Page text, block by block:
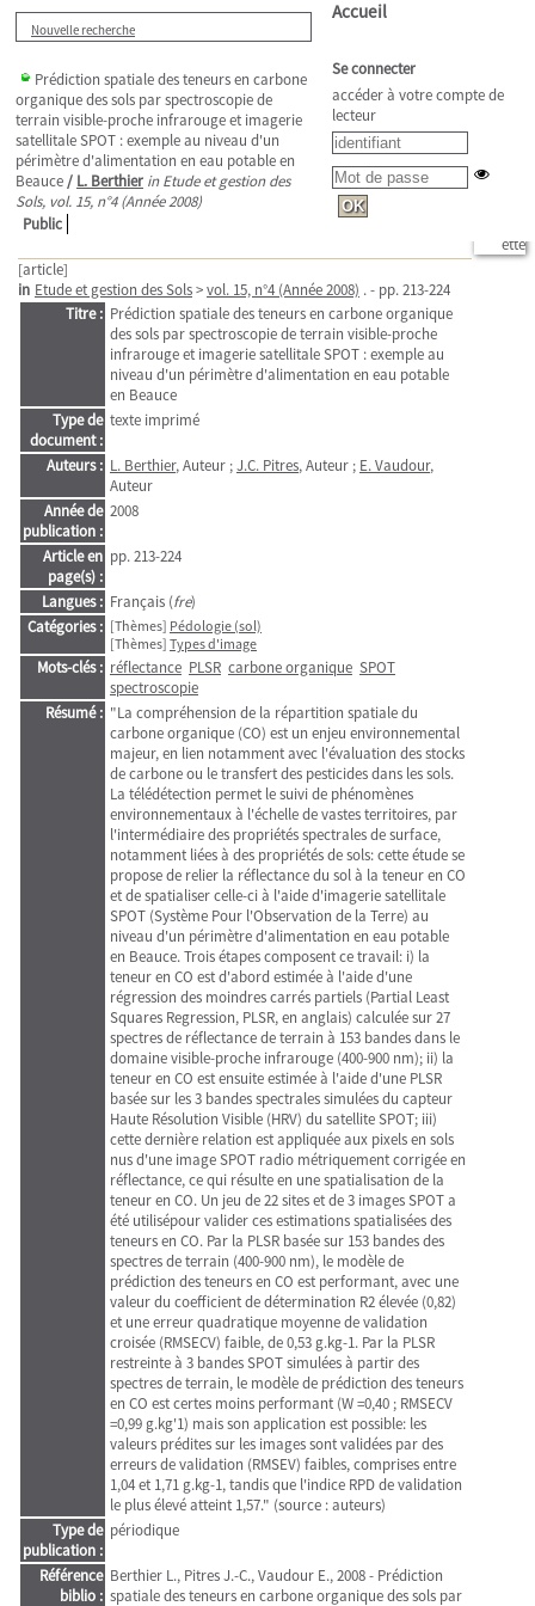
Nouvelle recherche
Prédiction spatiale des teneurs en carbone
organique des sols par spectroscopie de
terrain visible-proche infrarouge et imagerie
satellitale SPOT : exemple au niveau d'un
périmètre d'alimentation en eau potable en
Beauce/ L. Berthier in Etude et gestion des
Sols, vol. 15, n°4 (Année 2008)
Public
[article]
in Etude et gestion des Sols>vol. 15, n°4 (Année 2008) . - pp. 213-224
Titre : Prédiction spatiale des teneurs en carbone organique
des sols par spectroscopie de terrain visible-proche
infrarouge et imagerie satellitale SPOT : exemple au
niveau d'un périmètre d'alimentation en eau potable
en Beauce
Type de
document :
texte imprimé
Auteurs : L. Berthier, Auteur ;J.C. Pitres, Auteur ; E. Vaudour,
Auteur
Année de
publication :
2008
Article en
page(s) :
pp. 213-224
Langues : Français (fre)
Catégories : [Thèmes] Pédologie (sol)
[Thèmes] Types d'image
Mots-clés : réflectance PLSR carbone organique SPOT
spectroscopie
Résumé : "La compréhension de la répartition spatiale du
carbone organique (CO) est un enjeu environnemental
majeur, en lien notamment avec l'évaluation des stocks
de carbone ou le transfert des pesticides dans les sols.
La télédétection permet le suivi de phénomènes
environnementaux à l'échelle de vastes territoires, par
l'intermédiaire des propriétés spectrales de surface,
notamment liées à des propriétés de sols: cette étude se
propose de relier la réflectance du sol à la teneur en CO
et de spatialiser celle-ci à l'aide d'imagerie satellitale
SPOT (Système Pour l'Observation de la Terre) au
niveau d'un périmètre d'alimentation en eau potable
en Beauce. Trois étapes composent ce travail: i) la
teneur en CO est d'abord estimée à l'aide d'une
régression des moindres carrés partiels (Partial Least
Squares Regression, PLSR, en anglais) calculée sur 27
spectres de réflectance de terrain à 153 bandes dans le
domaine visible-proche infrarouge (400-900 nm); ii) la
teneur en CO est ensuite estimée à l'aide d'une PLSR
basée sur les 3 bandes spectrales simulées du capteur
Haute Résolution Visible (HRV) du satellite SPOT; iii)
cette dernière relation est appliquée aux pixels en sols
nus d'une image SPOT radio métriquement corrigée en
réflectance, ce qui résulte en une spatialisation de la
teneur en CO. Un jeu de 22 sites et de 3 images SPOT a
été utilisépour valider ces estimations spatialisées des
teneurs en CO. Par la PLSR basée sur 153 bandes des
spectres de terrain (400-900 nm), le modèle de
prédiction des teneurs en CO est performant, avec une
valeur du coefficient de détermination R2 élevée (0,82)
et une erreur quadratique moyenne de validation
croisée (RMSECV) faible, de 0,53 g.kg-1. Par la PLSR
restreinte à 3 bandes SPOT simulées à partir des
spectres de terrain, le modèle de prédiction des teneurs
en CO est certes moins performant (W =0,40 ; RMSECV
=0,99 g.kg'1) mais son application est possible: les
valeurs prédites sur les images sont validées par des
erreurs de validation (RMSEV) faibles, comprises entre
1,04 et 1,71 g.kg-1, tandis que l'indice RPD de validation
le plus élevé atteint 1,57." (source : auteurs)
Type de
publication :
périodique
Référence
biblio :
Berthier L., Pitres J.-C., Vaudour E., 2008 - Prédiction
spatiale des teneurs en carbone organique des sols par
Accueil
Se connecter
accéder à votre compte de
lecteur